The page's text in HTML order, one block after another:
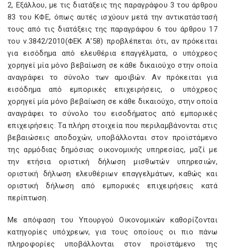
2, Εξάλλου, με τις διατάξεις της παραγράφου 3 του άρθρου
83 του ΚΦΕ, όπως αυτές ισχύουν μετά την αντικατάστασή
τους από τις διατάξεις της παραγράφου 6 του άρθρου 17
του ν.3842/2010(ΦΕΚ Α'58) προβλέπεται ότι, αν πρόκειται
για εισόδημα από ελευθέρια επαγγέλματα, ο υπόχρεος
χορηγεί μία μόνο βεβαίωση σε κάθε δικαιούχο στην οποία
αναγράφει το σύνολο των αμοιβών. Αν πρόκειται για
εισόδημα από εμπορικές επιχειρήσεις, ο υπόχρεος
χορηγεί μία μόνο βεβαίωση σε κάθε δικαιούχο, στην οποία
αναγράφει το σύνολο του εισοδήματος από εμπορικές
επιχειρήσεις. Τα πλήρη στοιχεία που περιλαμβάνονται στις
βεβαιώσεις αποδοχών, υποβάλλονται στον προϊστάμενο
της αρμόδιας δημόσιας οικονομικής υπηρεσίας, μαζί με
την ετήσια οριστική δήλωση μισθωτών υπηρεσιών,
οριστική δήλωση ελευθέριων επαγγελμάτων, καθώς και
οριστική δήλωση από εμπορικές επιχειρήσεις κατά
περίπτωση.
Με απόφαση του Υπουργού Οικονομικών καθορίζονται
κατηγορίες υπόχρεων, για τους οποίους οι πιο πάνω
πληροφορίες υποβάλλονται στον προϊστάμενο της